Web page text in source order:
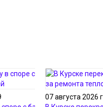
07 августа 2026